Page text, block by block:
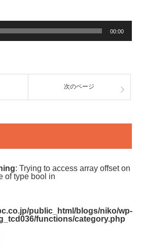
00:00
次のページ
: Trying to access array offset on
of type bool in
public_html/blogs/niko/wp-
functions/category.php